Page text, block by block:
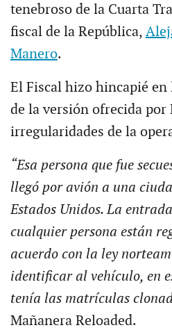
tenebroso de la Cuarta
fiscal de la República,
Manero.
El Fiscal hizo hincapié
de la versión ofrecida por
irregularidades de la
“Esa persona que fue
llegó por avión a una
Estados Unidos. La
cualquier persona están
acuerdo con la ley
identificar al vehículo, en
tenía las matrículas
Mañanera Reloaded.